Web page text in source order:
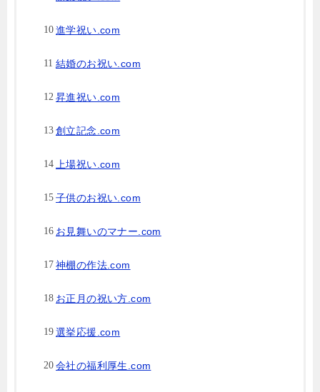
進学祝い.com
結婚のお祝い.com
昇進祝い.com
創立記念.com
上場祝い.com
子供のお祝い.com
お見舞いのマナー.com
神棚の作法.com
お正月の祝い方.com
選挙応援.com
会社の福利厚生.com